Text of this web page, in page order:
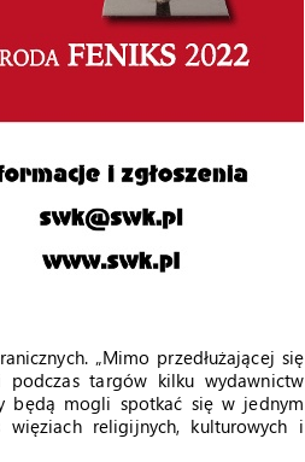
„Mimo przedłużającej się
targów kilku wydawnictw
będą mogli spotkać się w jednym
więziach religijnych, kulturowych i